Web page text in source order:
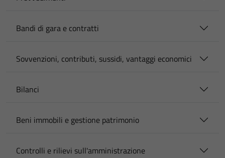
Bandi di gara e contratti
Sovvenzioni, contributi, sussidi, vantaggi economici
Bilanci
Beni immobili e gestione patrimonio
Controlli e rilievi sull'amministrazione